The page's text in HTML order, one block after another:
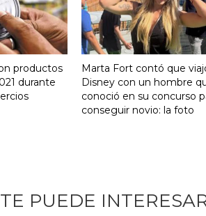
productos
durante
Marta Fort contó que
Disney con un hombre
conoció en su concurso
conseguir novio: la foto
PUEDE